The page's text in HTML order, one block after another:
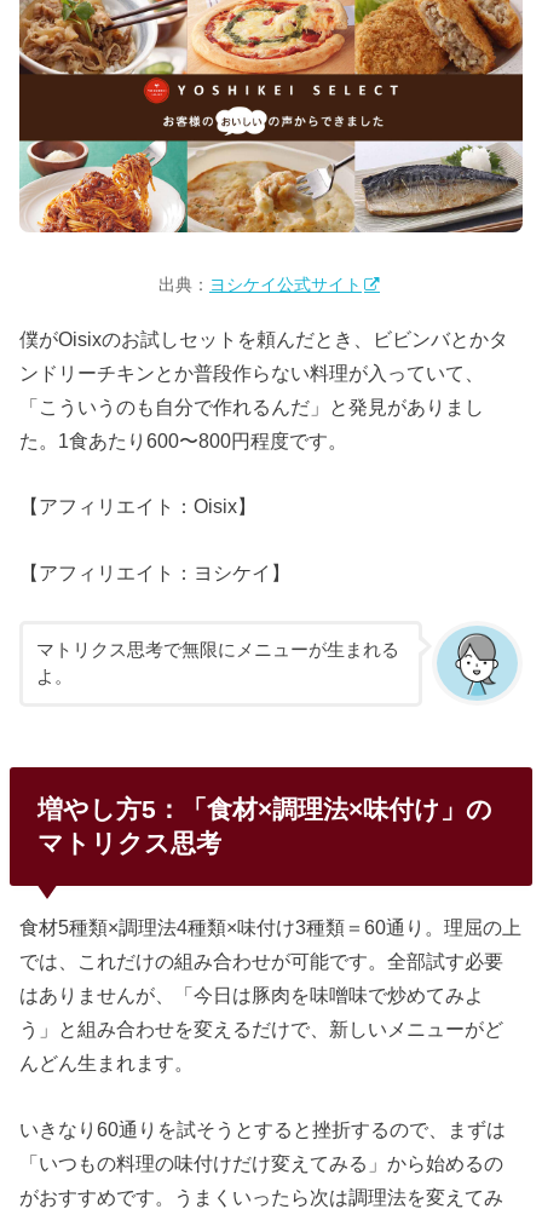
出典： ヨシケイ公式サイト
僕がOisixのお試しセットを頼んだとき、ビビンバとかタ
ンドリーチキンとか普段作らない料理が入っていて、
「こういうのも自分で作れるんだ」と発見がありまし
た。1食あたり600〜800円程度です。
【アフィリエイト：Oisix】
【アフィリエイト：ヨシケイ】
マトリクス思考で無限にメニューが生まれる
よ。
増やし方5：「食材×調理法×味付け」の
マトリクス思考
食材5種類×調理法4種類×味付け3種類＝60通り。理屈の上
では、これだけの組み合わせが可能です。全部試す必要
はありませんが、「今日は豚肉を味噌味で炒めてみよ
う」と組み合わせを変えるだけで、新しいメニューがど
んどん生まれます。
いきなり60通りを試そうとすると挫折するので、まずは
「いつもの料理の味付けだけ変えてみる」から始めるの
がおすすめです。うまくいったら次は調理法を変えてみ